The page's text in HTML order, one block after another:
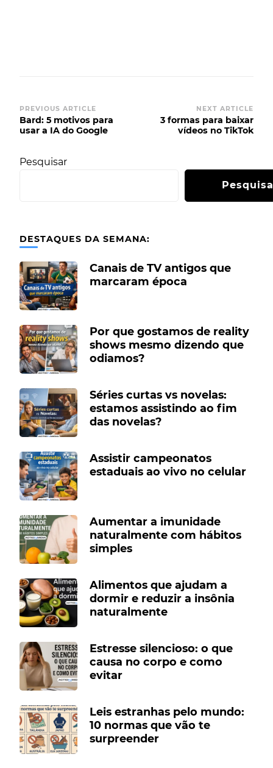
PREVIOUS ARTICLE
Bard: 5 motivos para
usar a IA do Google
NEXT ARTICLE
3 formas para baixar
vídeos no TikTok
Pesquisar
DESTAQUES DA SEMANA:
Canais de TV antigos que
marcaram época
Por que gostamos de reality
shows mesmo dizendo que
odiamos?
Séries curtas vs novelas:
estamos assistindo ao fim
das novelas?
Assistir campeonatos
estaduais ao vivo no celular
Aumentar a imunidade
naturalmente com hábitos
simples
Alimentos que ajudam a
dormir e reduzir a insônia
naturalmente
Estresse silencioso: o que
causa no corpo e como
evitar
Leis estranhas pelo mundo:
10 normas que vão te
surpreender